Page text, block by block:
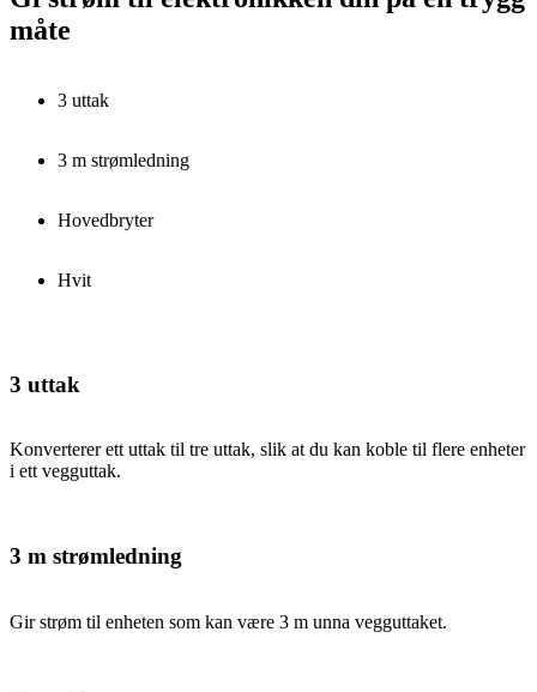
måte
3 uttak
3 m strømledning
Hovedbryter
Hvit
3 uttak
Konverterer ett uttak til tre uttak, slik at du kan koble til flere enheter
i ett vegguttak.
3 m strømledning
Gir strøm til enheten som kan være 3 m unna vegguttaket.